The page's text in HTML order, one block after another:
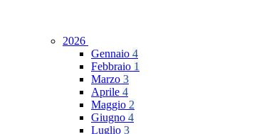
2026
Gennaio 4
Febbraio 1
Marzo 3
Aprile 4
Maggio 2
Giugno 4
Luglio 3